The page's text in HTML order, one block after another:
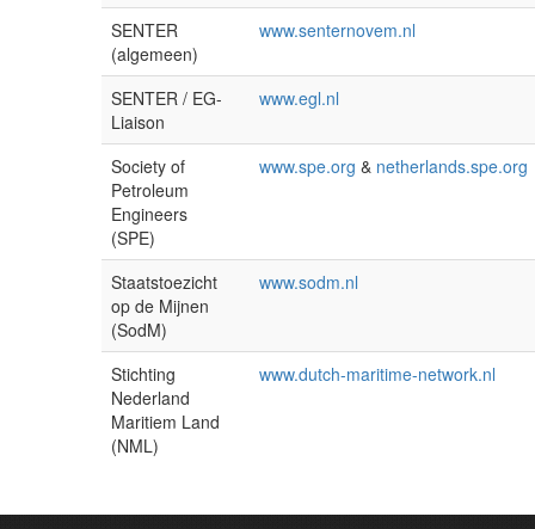
SENTER
(algemeen)
www.senternovem.nl
SENTER / EG-
Liaison
www.egl.nl
Society of
Petroleum
Engineers
(SPE)
www.spe.org & netherlands.spe.org
Staatstoezicht
op de Mijnen
(SodM)
www.sodm.nl
Stichting
Nederland
Maritiem Land
(NML)
www.dutch-maritime-network.nl